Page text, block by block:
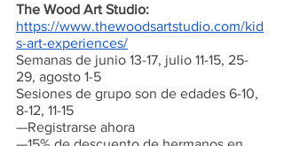
The Wood Art Studio:
https://www.thewoodsartstudio.com/kid
s-art-experiences/
Semanas de junio 13-17, julio 11-15, 25-
29, agosto 1-5
Sesiones de grupo son de edades 6-10,
8-12, 11-15
—Registrarse ahora